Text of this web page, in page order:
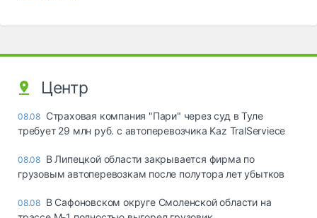
Центр
08.08 Страховая компания "Пари" через суд в Туле
требует 29 млн руб. с автоперевозчика Kaz TralServiece
08.08 В Липецкой области закрывается фирма по
грузовым автоперевозкам после полутора лет убытков
08.08 В Сафоновском округе Смоленской области на